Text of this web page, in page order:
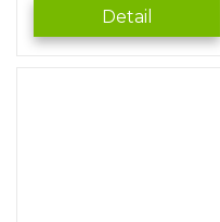
Detail